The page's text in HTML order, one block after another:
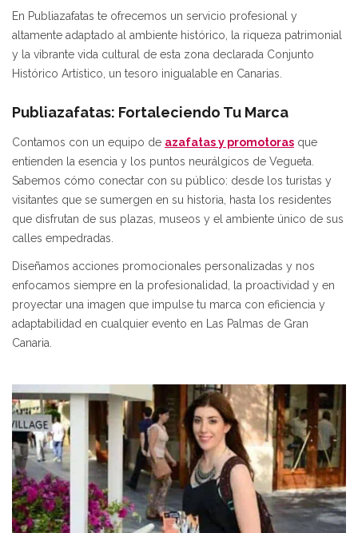
En Publiazafatas te ofrecemos un servicio profesional y
altamente adaptado al ambiente histórico, la riqueza patrimonial
y la vibrante vida cultural de esta zona declarada Conjunto
Histórico Artístico, un tesoro inigualable en Canarias.
Publiazafatas: Fortaleciendo Tu Marca
Contamos con un equipo de azafatas y promotoras que
entienden la esencia y los puntos neurálgicos de Vegueta.
Sabemos cómo conectar con su público: desde los turistas y
visitantes que se sumergen en su historia, hasta los residentes
que disfrutan de sus plazas, museos y el ambiente único de sus
calles empedradas.
Diseñamos acciones promocionales personalizadas y nos
enfocamos siempre en la profesionalidad, la proactividad y en
proyectar una imagen que impulse tu marca con eficiencia y
adaptabilidad en cualquier evento en Las Palmas de Gran
Canaria.